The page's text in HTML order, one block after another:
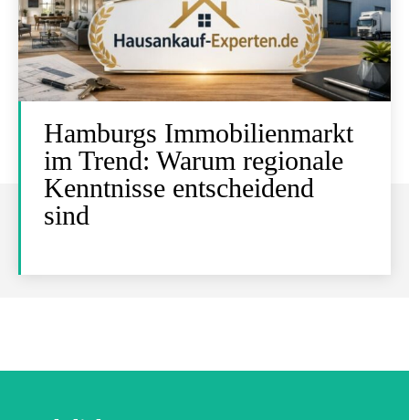
Hamburgs Immobilienmarkt
im Trend: Warum regionale
Kenntnisse entscheidend
sind